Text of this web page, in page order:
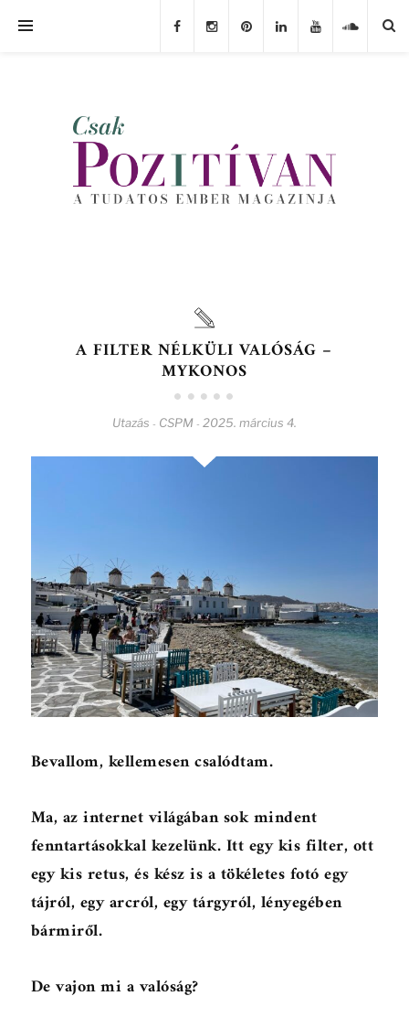
A FILTER NÉLKÜLI VALÓSÁG –
MYKONOS
Utazás - CSPM - 2025. március 4.
Bevallom, kellemesen csalódtam.
Ma, az internet világában sok mindent
fenntartásokkal kezelünk. Itt egy kis filter, ott
egy kis retus, és kész is a tökéletes fotó egy
tájról, egy arcról, egy tárgyról, lényegében
bármiről.
De vajon mi a valóság?